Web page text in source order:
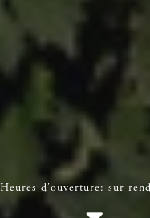
Heures d'ouverture: sur